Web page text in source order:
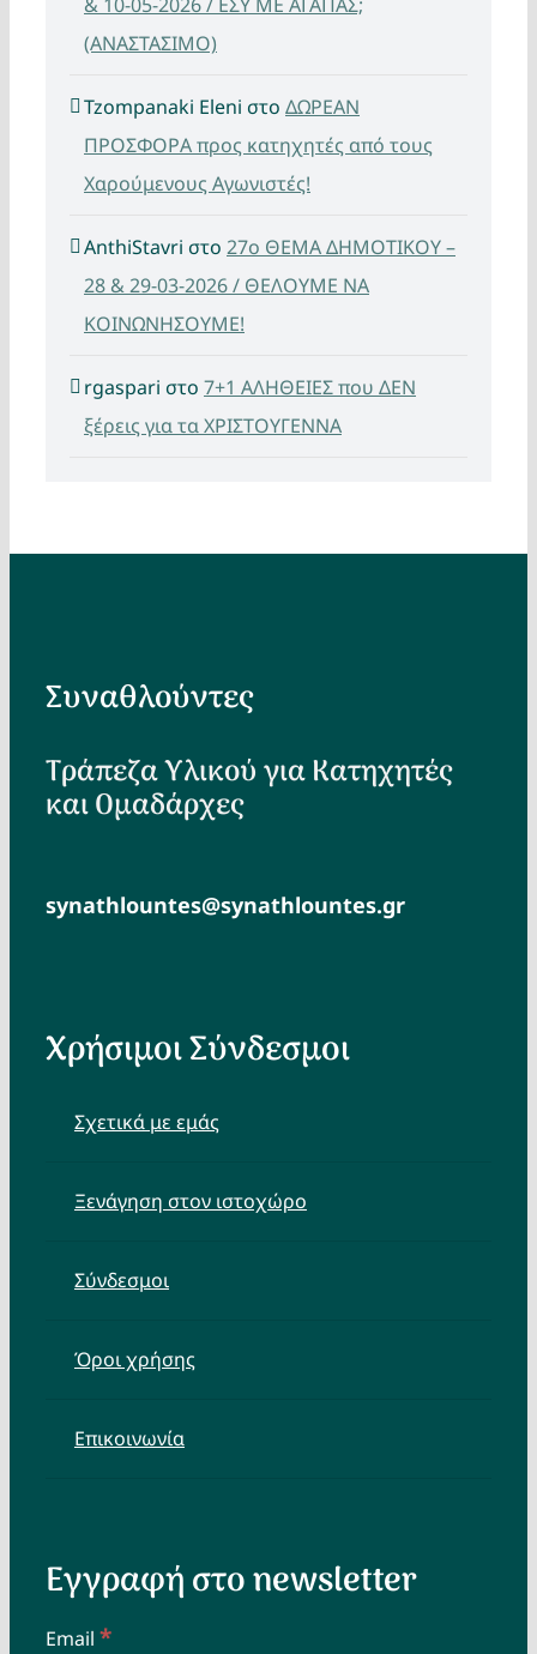
(ΑΝΑΣΤΑΣΙΜΟ)
Tzompanaki Eleni στο ΔΩΡΕΑΝ
ΠΡΟΣΦΟΡΑ προς κατηχητές από τους
Χαρούμενους Αγωνιστές!
AnthiStavri στο 27ο ΘΕΜΑ ΔΗΜΟΤΙΚΟΥ –
28 & 29-03-2026 / ΘΕΛΟΥΜΕ ΝΑ
ΚΟΙΝΩΝΗΣΟΥΜΕ!
rgaspari στο 7+1 ΑΛΗΘΕΙΕΣ που ΔΕΝ
ξέρεις για τα ΧΡΙΣΤΟΥΓΕΝΝΑ
Συναθλούντες
Τράπεζα Υλικού για Κατηχητές
και Ομαδάρχες
synathlountes@synathlountes.gr
Χρήσιμοι Σύνδεσμοι
Σχετικά με εμάς
Ξενάγηση στον ιστοχώρο
Σύνδεσμοι
Όροι χρήσης
Επικοινωνία
Εγγραφή στο newsletter
Email *